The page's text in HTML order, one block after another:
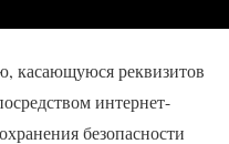
касающуюся реквизитов
интернет-
безопасности